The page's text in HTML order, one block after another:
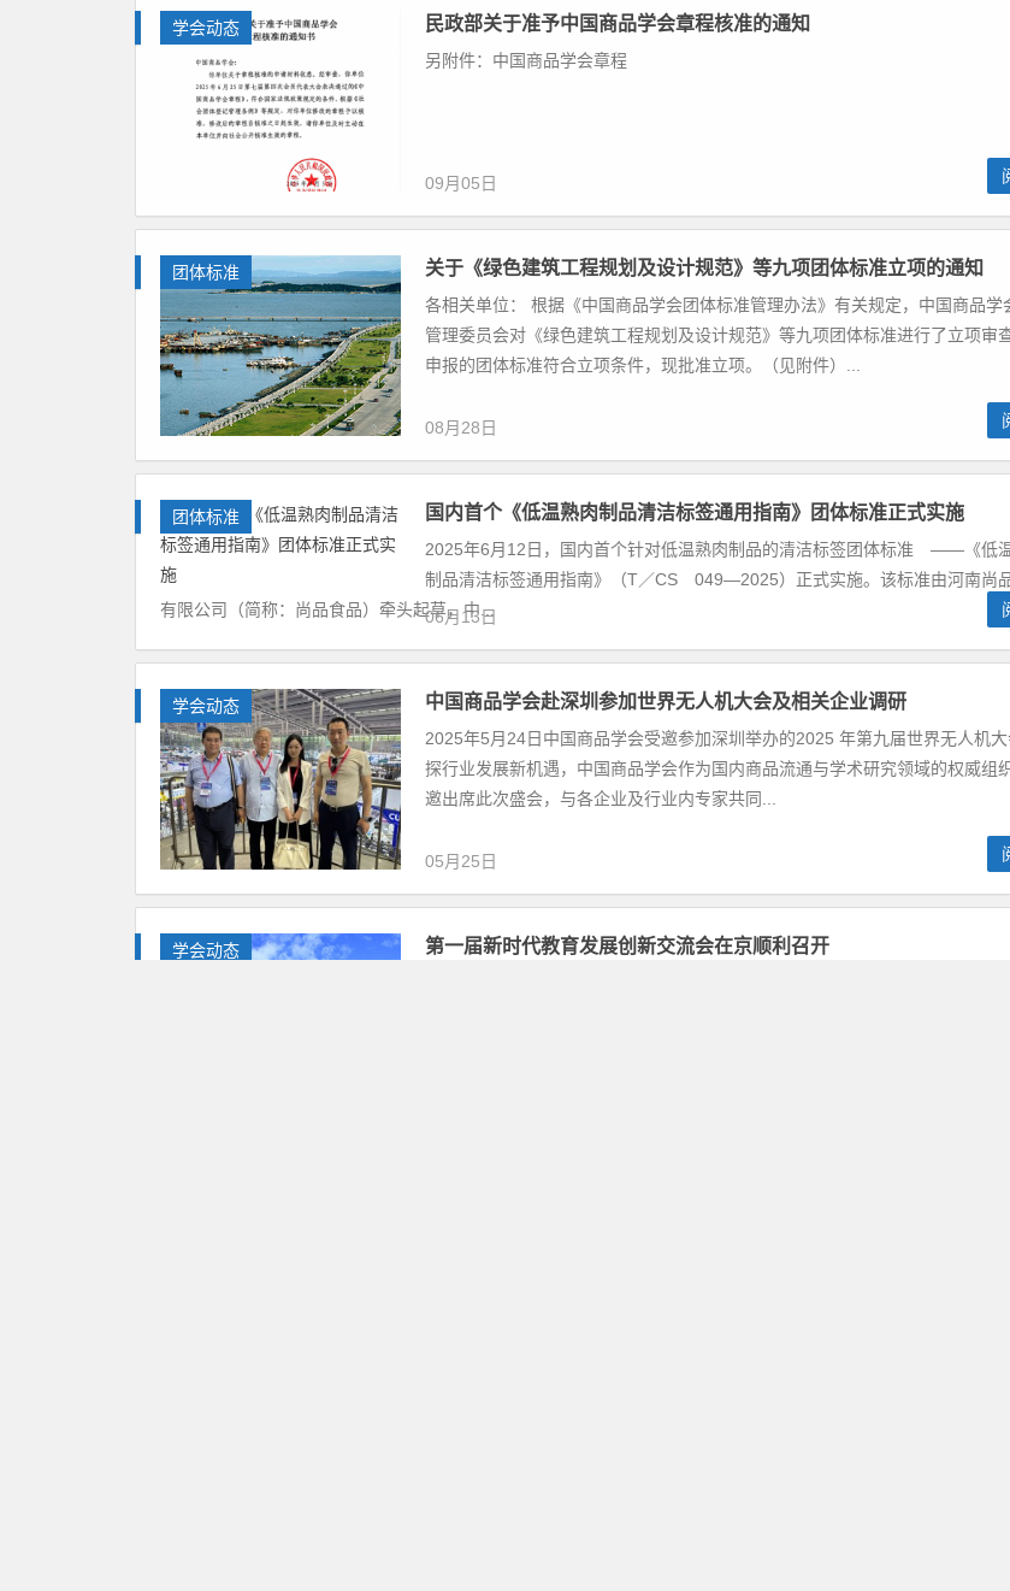
学会动态 民政部关于准予中国商品学会章程核准的通知
另附件：中国商品学会章程
09月05日
团体标准 关于《绿色建筑工程规划及设计规范》等九项团体标准立项的通知
各相关单位： 根据《中国商品学会团体标准管理办法》有关规定，中国商品学
管理委员会对《绿色建筑工程规划及设计规范》等九项团体标准进行了立项审
申报的团体标准符合立项条件，现批准立项。（见附件）...
08月28日
团体标准 国内首个《低温熟肉制品清洁标签通用指南》团体标准正式实施
2025年6月12日，国内首个针对低温熟肉制品的清洁标签团体标准 ——《低
制品清洁标签通用指南》（T／CS 049—2025）正式实施。该标准由河南尚
有限公司（简称：尚品食品）牵头起草，中...
06月13日
学会动态 中国商品学会赴深圳参加世界无人机大会及相关企业调研
2025年5月24日中国商品学会受邀参加深圳举办的2025 年第九届世界无人机
探行业发展新机遇，中国商品学会作为国内商品流通与学术研究领域的权威组
邀出席此次盛会，与各企业及行业内专家共同...
05月25日
学会动态 第一届新时代教育发展创新交流会在京顺利召开